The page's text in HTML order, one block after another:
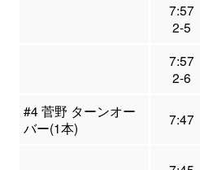
7:57
2-5
7:57
2-6
#4 菅野 ターンオー
バー(1本)
7:47